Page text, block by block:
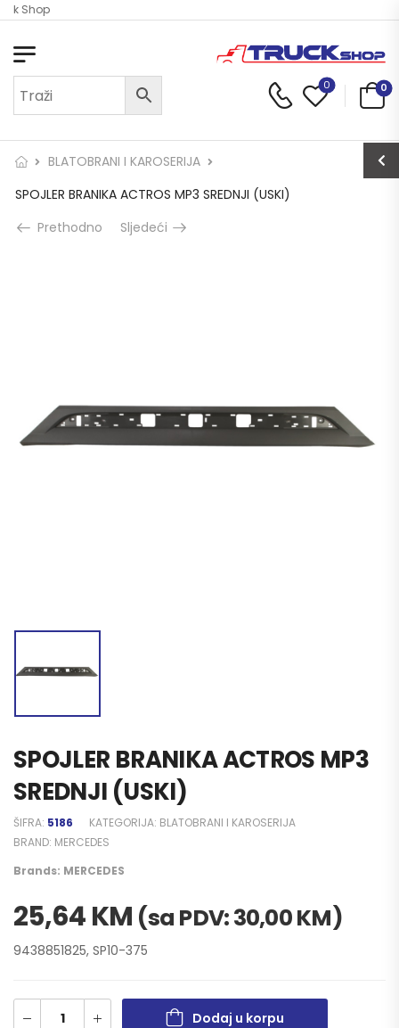
Shop
0 0
BLATOBRANI I KAROSERIJA
SPOJLER BRANIKA ACTROS MP3 SREDNJI (USKI)
Prethodno
Sljedeći
SPOJLER BRANIKA ACTROS MP3
SREDNJI (USKI)
ŠIFRA: 5186 KATEGORIJA: BLATOBRANI I KAROSERIJA
BRAND: MERCEDES
Brands: MERCEDES
25,64KM (sa PDV:30,00KM)
9438851825, SP10-375
Dodaj u korpu